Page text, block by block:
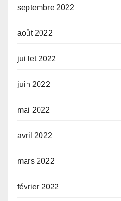
septembre 2022
août 2022
juillet 2022
juin 2022
mai 2022
avril 2022
mars 2022
février 2022